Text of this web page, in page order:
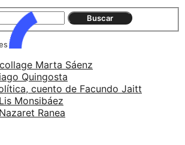
Marta Sáenz
Quingosta
cuento de Facundo Jaitt
Monsibáez
Ranea